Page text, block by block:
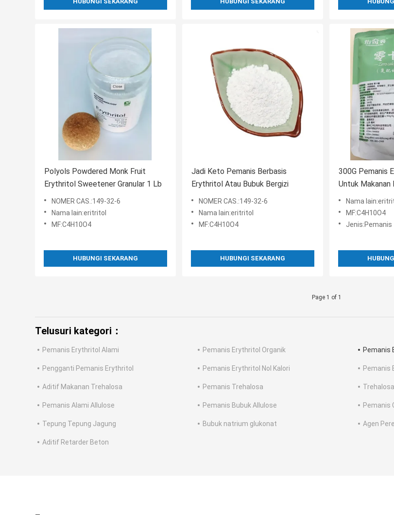
Polyols Powdered Monk Fruit
Erythritol Sweetener Granular 1 Lb
NOMER CAS.:149-32-6
Nama lain:eritritol
MF:C4H10O4
HUBUNGI SEKARANG
Jadi Keto Pemanis Berbasis
Erythritol Atau Bubuk Bergizi
NOMER CAS.:149-32-6
Nama lain:eritritol
MF:C4H10O4
HUBUNGI SEKARANG
300G Pemanis
Untuk Makanan
Nama
MF:C4H10O4
Jenis:Pemanis
Page 1 of 1
Telusuri kategori：
Pemanis Erythritol Alami Pemanis Erythritol Organik Pemanis
Pengganti Pemanis Erythritol Pemanis Erythritol Nol Kalori Pemanis
Aditif Makanan Trehalosa Pemanis Trehalosa
Pemanis Alami Allulose Pemanis Bubuk Allulose Pemanis
Tepung Tepung Jagung Bubuk natrium glukonat Agen
Aditif Retarder Beton